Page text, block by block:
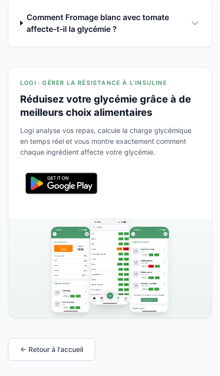
Comment Fromage blanc avec tomate
affecte-t-il la glycémie ?
LOGI · GÉRER LA RÉSISTANCE À L'INSULINE
Réduisez votre glycémie grâce à de
meilleurs choix alimentaires
Logi analyse vos repas, calcule la charge glycémique
en temps réel et vous montre exactement comment
chaque ingrédient affecte votre glycémie.
← Retour à l'accueil